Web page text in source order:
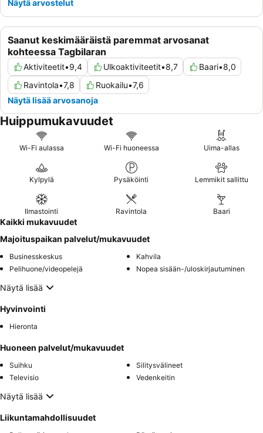
Saanut keskimääräistä paremmat arvosanat
kohteessa Tagbilaran
Aktiviteetit•9,4 Ulkoaktiviteetit•8,7 Baari•8,0
Ravintola•7,8 Ruokailu•7,6
Näytä lisää arvosanoja
Näytä arvostelut
Huippumukavuudet
Wi-Fi aulassa Wi-Fi huoneessa Uima-allas
Kylpylä Pysäköinti Lemmikit sallittu
Ilmastointi Ravintola Baari
Kaikki mukavuudet
Majoituspaikan palvelut/mukavuudet
Businesskeskus
Kahvila
Pelihuone/videopelejä
Nopea sisään-/uloskirjautuminen
Näytä lisää
Hyvinvointi
Hieronta
Huoneen palvelut/mukavuudet
Suihku
Silitysvälineet
Televisio
Vedenkeitin
Näytä lisää
Liikuntamahdollisuudet